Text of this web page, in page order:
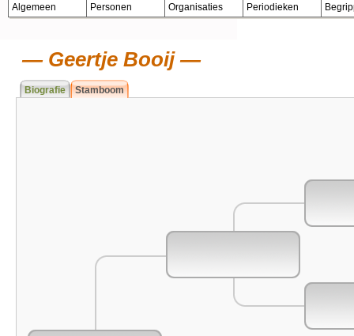
Algemeen Personen Organisaties Periodieken
Geertje Booij
Biografie Stamboom